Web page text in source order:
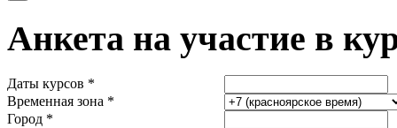
Анкета на участие в
Даты курсов *
Временная зона *
Город *